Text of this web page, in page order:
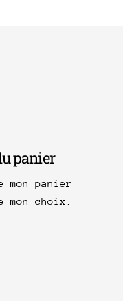
panier
panier
choix.